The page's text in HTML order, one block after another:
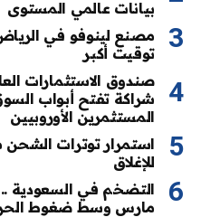
بيانات عالمي المستوى
مصنع لينوفو في
توقيت أكبر
صندوق الاستثمارات
شراكة تفتح أبواب
المستثمرين الأوروبيين
استمرار توترات
للإغلاق
التضخم في السعودية
مارس وسط ضغوط